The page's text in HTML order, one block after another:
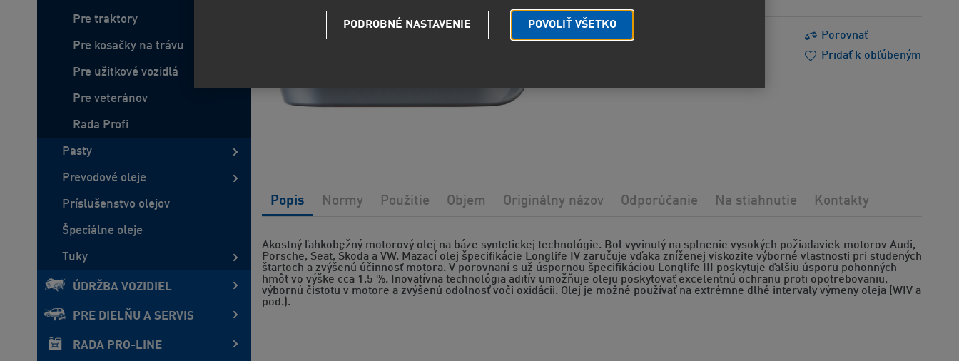
Pre traktory
Pre kosačky na trávu
Pre užitkové vozidlá
Pre veteránov
Rada Profi
Pasty
Prevodové oleje
Príslušenstvo olejov
Špeciálne oleje
Tuky
ÚDRŽBA VOZIDIEL
PRE DIELŇU A SERVIS
RADA PRO-LINE
Strážny pes
Porovnať
Pridať k obľúbeným
Akostný ľahkobežný motorový olej na báze syntetickej technológie. Bol vyvinutý na splnenie vysokých požiadaviek motorov Audi,
Porsche, Seat, Škoda a VW. Mazací olej špecifikácie Longlife IV zaručuje vďaka zníženej viskozite výborné vlastnosti pri studených
štartoch a zvýšenú účinnosť motora. V porovnaní s už úspornou špecifikáciou Longlife III poskytuje ďalšiu úsporu pohonných
hmôt vo výške cca 1,5 %. Inovatívna technológia aditív umožňuje oleju poskytovať excelentnú ochranu proti opotrebovaniu,
výbornú čistotu v motore a zvýšenú odolnosť voči oxidácii. Olej je možné používať na extrémne dlhé intervaly výmeny oleja (WIV a
pod.).
Popis Normy Použitie Objem Originálny názov Odporúčanie Na stiahnutie Kontakty
POVOLIŤ VŠETKO
PODROBNÉ NASTAVENIE